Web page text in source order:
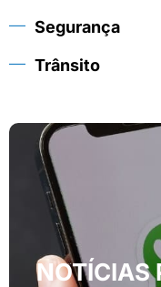
Segurança
Trânsito
NOTÍCIAS